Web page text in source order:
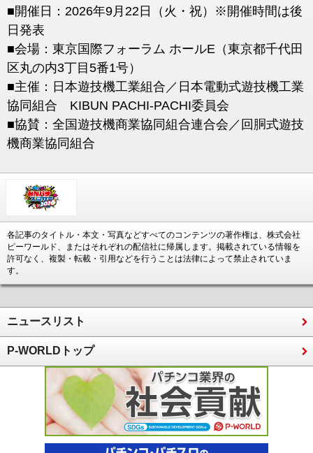
■開催日：2026年9月22日（火・祝）※開催時間は後
日発表
■会場：東京国際フォーラム ホールE（東京都千代田
区丸の内3丁目5番1号）
■主催：日本遊技機工業組合／日本電動式遊技機工業
協同組合 KIBUN PACHI-PACHI委員会
■協賛：全国遊技機商業協同組合連合会／回胴式遊技
機商業協同組合
各記事のタイトル・本文・写真などすべてのコンテンツの著作権は、株式会社
ピーワールド、またはそれぞれの配信社に帰属します。掲載されている情報を
許可なく、複製・転載・引用などを行うことは法律によって禁止されていま
す。
ニュースリスト
P-WORLDトップ